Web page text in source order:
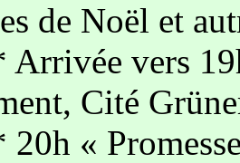
de Noël et
vers
Cité
Promesse